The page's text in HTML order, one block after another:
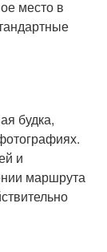
место в
будка,
и
маршрута